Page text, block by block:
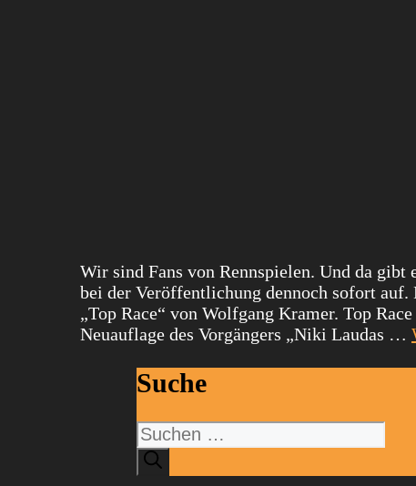
Wir sind Fans von Rennspielen. Und da
bei der Veröffentlichung dennoch sofort auf.
„Top Race“ von Wolfgang Kramer. Top
Neuauflage des Vorgängers „Niki Laudas …
Suche
Suchen
nach: